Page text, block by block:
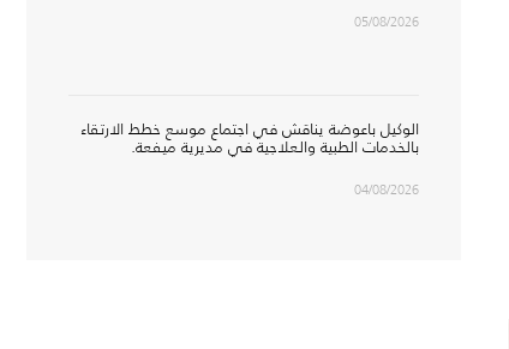
05/08/2026
الوكيل باعوضة يناقش في اجتماع موسع خطط الارتقاء
بالخدمات الطبية والعلاجية في مديرية ميفعة.
04/08/2026